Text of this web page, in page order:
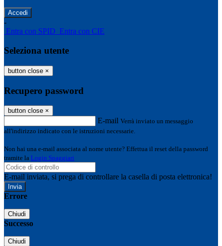
-
Entra con SPID Entra con CIE
Seleziona utente
button close ×
Recupero password
button close ×
E-mail Verrà inviato un messaggio
all'indirizzo indicato con le istruzioni necessarie.
Non hai una e-mail associata al nome utente? Effettua il reset della password
tramite la Login Spaggiari
E-mail inviata, si prega di controllare la casella di posta elettronica!
Errore
Chiudi
Successo
Chiudi